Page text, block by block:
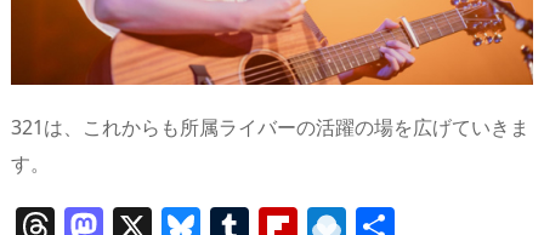
321は、これからも所属ライバーの活躍の場を広げていきま
す。